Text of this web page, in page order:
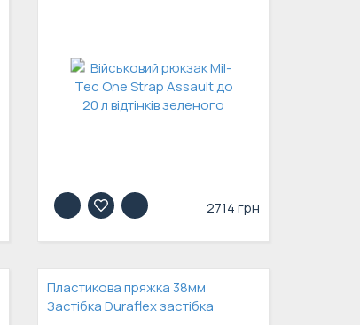
2714 грн
Пластикова пряжка 38мм
Застібка Duraflex застібка